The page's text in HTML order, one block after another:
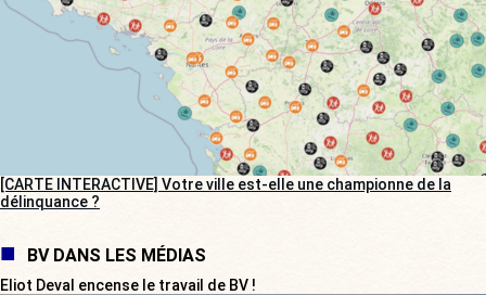
[CARTE INTERACTIVE] Votre ville est-elle une championne de la
délinquance ?
BV DANS LES MÉDIAS
Eliot Deval encense le travail de BV !